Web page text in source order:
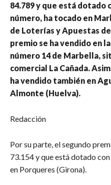
84.789 y que está dotado
número, ha tocado en
de Loterías y Apuestas
premio se ha vendido en
número 14 de Marbella,
comercial La Cañada.
ha vendido también en
Almonte (Huelva).
Redacción
Por su parte, el segundo
73.154 y que está dotado
en Porqueres (Girona).